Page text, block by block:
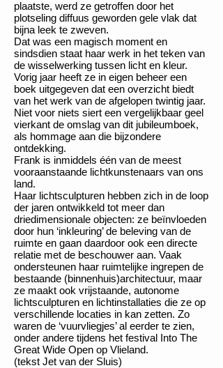
plaatste, werd ze getroffen door het
plotseling diffuus geworden gele vlak dat
bijna leek te zweven.
Dat was een magisch moment en
sindsdien staat haar werk in het teken van
de wisselwerking tussen licht en kleur.
Vorig jaar heeft ze in eigen beheer een
boek uitgegeven dat een overzicht biedt
van het werk van de afgelopen twintig jaar.
Niet voor niets siert een vergelijkbaar geel
vierkant de omslag van dit jubileumboek,
als hommage aan die bijzondere
ontdekking.
Frank is inmiddels één van de meest
vooraanstaande lichtkunstenaars van ons
land.
Haar lichtsculpturen hebben zich in de loop
der jaren ontwikkeld tot meer dan
driedimensionale objecten: ze beïnvloeden
door hun ‘inkleuring’ de beleving van de
ruimte en gaan daardoor ook een directe
relatie met de beschouwer aan. Vaak
ondersteunen haar ruimtelijke ingrepen de
bestaande (binnenhuis)architectuur, maar
ze maakt ook vrijstaande, autonome
lichtsculpturen en lichtinstallaties die ze op
verschillende locaties in kan zetten. Zo
waren de ‘vuurvliegjes’ al eerder te zien,
onder andere tijdens het festival Into The
Great Wide Open op Vlieland.
(tekst Jet van der Sluis)